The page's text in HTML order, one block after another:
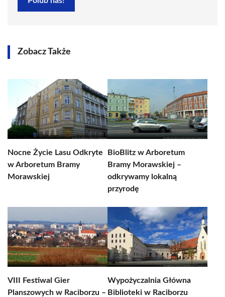
Zobacz Także
Nocne Życie Lasu Odkryte
w Arboretum Bramy
Morawskiej
BioBlitz w Arboretum
Bramy Morawskiej –
odkrywamy lokalną
przyrodę
VIII Festiwal Gier
Planszowych w Raciborzu –
Wypożyczalnia Główna
Biblioteki w Raciborzu